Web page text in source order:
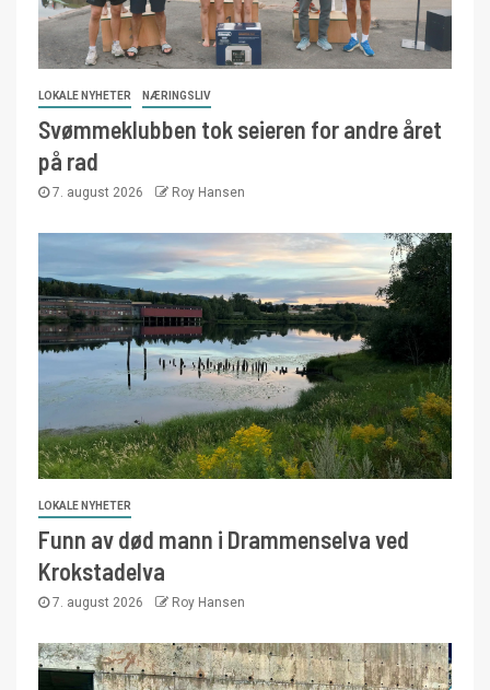
LOKALE NYHETER NÆRINGSLIV
Svømmeklubben tok seieren for andre året
på rad
7. august 2026 Roy Hansen
LOKALE NYHETER
Funn av død mann i Drammenselva ved
Krokstadelva
7. august 2026 Roy Hansen